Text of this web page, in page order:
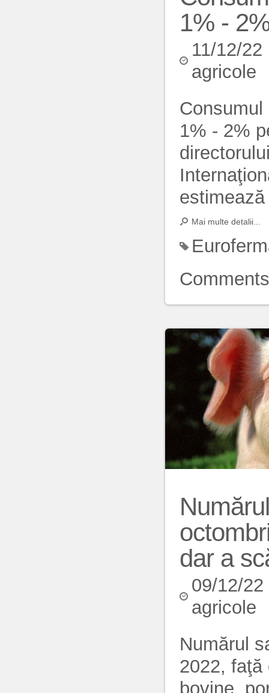
1% -
11/12/
agricole
1% - 2%
Mai multe detalii...
Comments
dar a
09/12/
agricole
Numărul
2022, faţă
bovine,